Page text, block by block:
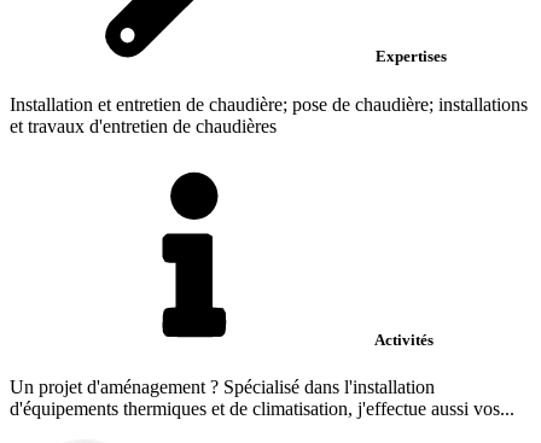
Expertises
Installation et entretien de chaudière; pose de chaudière; installations
et travaux d'entretien de chaudières
Activités
Un projet d'aménagement ? Spécialisé dans l'installation
d'équipements thermiques et de climatisation, j'effectue aussi vos...